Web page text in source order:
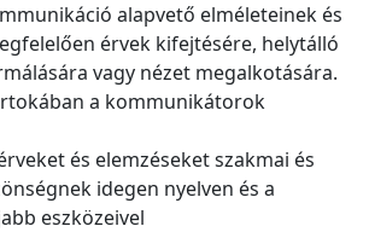
alapvető elméleteinek és
érvek kifejtésére, helytálló
vagy nézet megalkotására.
a kommunikátorok
és elemzéseket szakmai és
idegen nyelven és a
eszközeivel